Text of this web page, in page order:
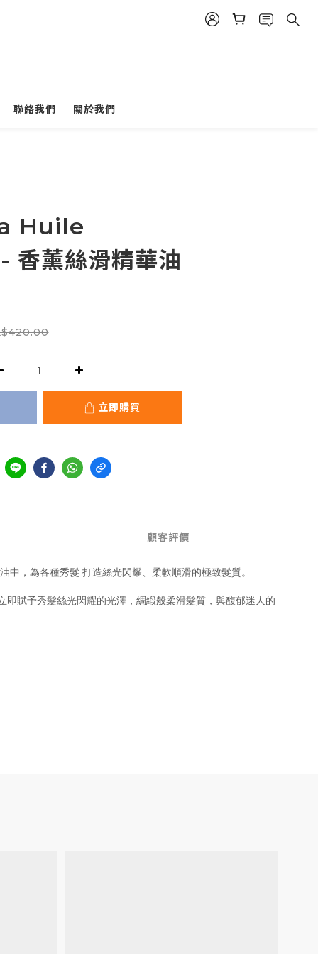
聯絡我們 關於我們
Huile
香薰絲滑精華油
立即購買
顧客評價
，為各種秀髮 打造絲光閃耀、柔軟順滑的極致髮質。
賦予秀髮絲光閃耀的光澤，綢緞般柔滑髮質，與馥郁迷人的